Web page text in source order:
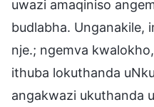
uwazi amaqiniso
budlabha. Unganakile,
nje.; ngemva
ithuba lokuthanda
angakwazi ukuthanda